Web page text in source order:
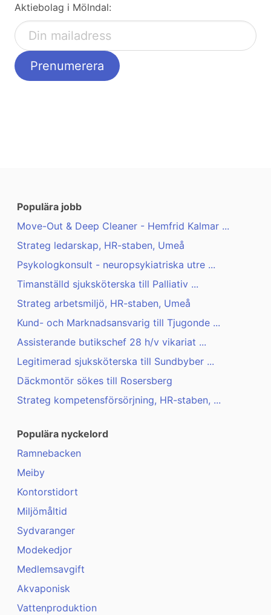
Aktiebolag i Mölndal:
Populära jobb
Move-Out & Deep Cleaner - Hemfrid Kalmar ...
Strateg ledarskap, HR-staben, Umeå
Psykologkonsult - neuropsykiatriska utre ...
Timanställd sjuksköterska till Palliativ ...
Strateg arbetsmiljö, HR-staben, Umeå
Kund- och Marknadsansvarig till Tjugonde ...
Assisterande butikschef 28 h/v vikariat ...
Legitimerad sjuksköterska till Sundbyber ...
Däckmontör sökes till Rosersberg
Strateg kompetensförsörjning, HR-staben, ...
Populära nyckelord
Ramnebacken
Meiby
Kontorstidort
Miljömåltid
Sydvaranger
Modekedjor
Medlemsavgift
Akvaponisk
Vattenproduktion